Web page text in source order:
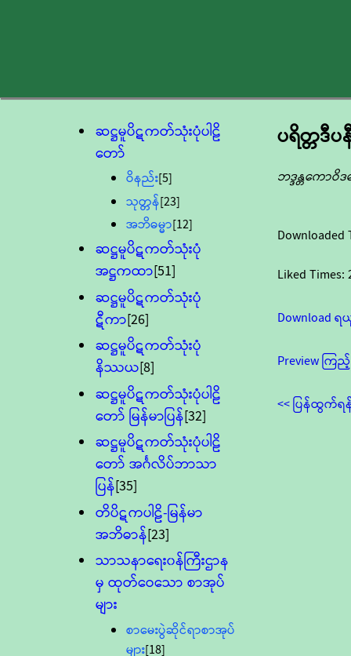
ဆဋ္ဌမူပိဋကတ်သုံးပုံပါဠိ
တော်
ဝိနည်း[5]
သုတ္တန်[23]
အဘိဓမ္မာ[12]
ဆဋ္ဌမူပိဋကတ်သုံးပုံ
အဋ္ဌကထာ[51]
ဆဋ္ဌမူပိဋကတ်သုံးပုံ
ဋီကာ[26]
ဆဋ္ဌမူပိဋကတ်သုံးပုံ
နိဿယ[8]
ဆဋ္ဌမူပိဋကတ်သုံးပုံပါဠိ
တော် မြန်မာပြန်[32]
ဆဋ္ဌမူပိဋကတ်သုံးပုံပါဠိ
တော် အင်္ဂလိပ်ဘာသာ
ပြန်[35]
တိပိဋကပါဠိ-မြန်မာ
အဘိဓာန်[23]
သာသနာရေး၀န်ကြီးဌာန
မှ ထုတ်ဝေသော စာအုပ်
များ
စာမေးပွဲဆိုင်ရာစာအုပ်
များ[18]
ပရိတ္တဒီပ
ဘဒ္ဒန္တကောဝိ
Downloaded
Liked Times:
Download
Preview ကြ
<< ပြန်ထွက်ရ